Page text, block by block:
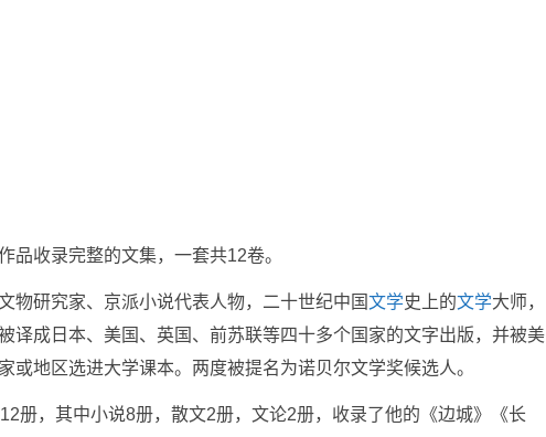
品收录完整的文集，一套共12卷。
物研究家、京派小说代表人物，二十世纪中国文学史上的文学大师，
译成日本、美国、英国、前苏联等四十多个国家的文字出版，并被美
或地区选进大学课本。两度被提名为诺贝尔文学奖候选人。
册，其中小说8册，散文2册，文论2册，收录了他的《边城》《长